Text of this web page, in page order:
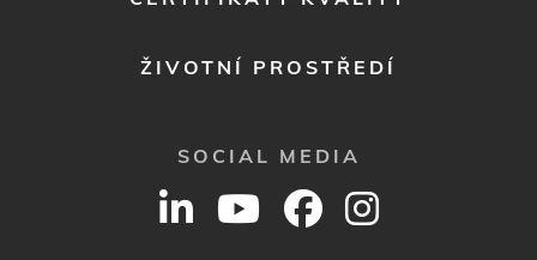
ŽIVOTNÍ PROSTŘEDÍ
SOCIAL MEDIA